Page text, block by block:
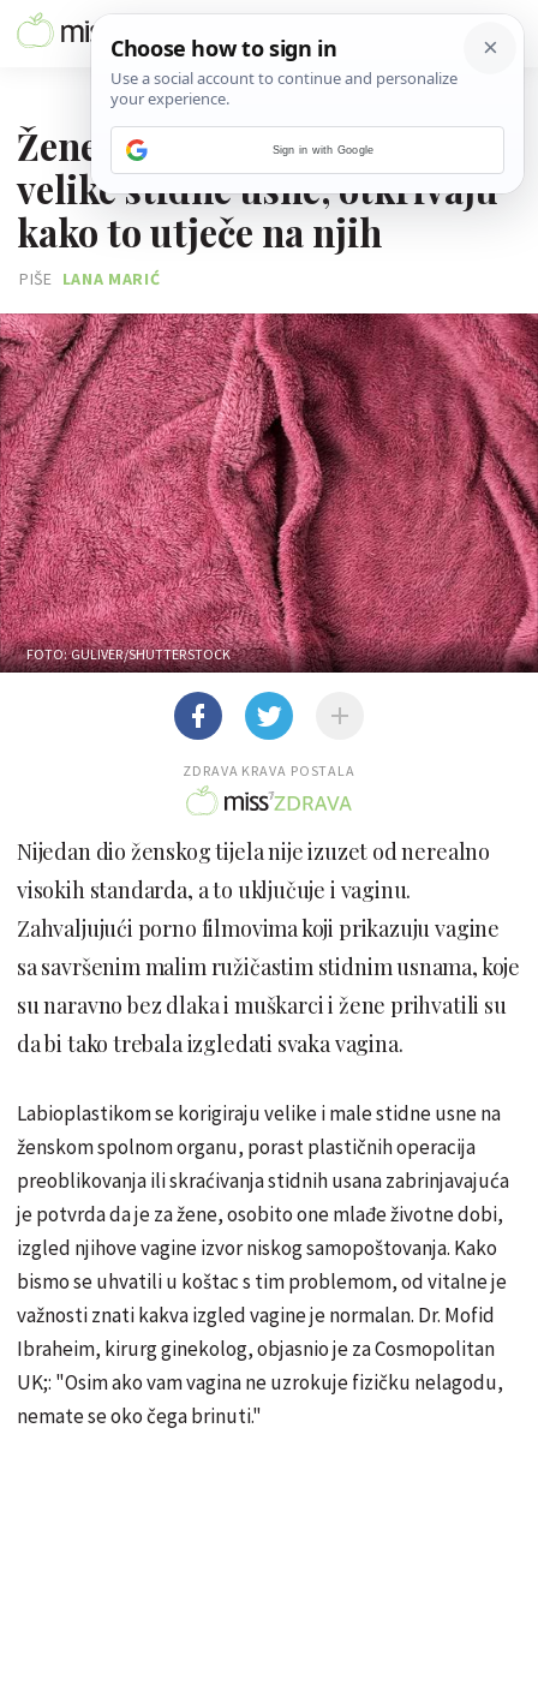
Žene koje smatraju da imaju
velike stidne usne, otkrivaju
kako to utječe na njih
PIŠE LANA MARIĆ
FOTO: GULIVER/SHUTTERSTOCK
ZDRAVA KRAVA POSTALA
Nijedan dio ženskog tijela nije izuzet od nerealno
visokih standarda, a to uključuje i vaginu.
Zahvaljujući porno filmovima koji prikazuju vagine
sa savršenim malim ružičastim stidnim usnama, koje
su naravno bez dlaka i muškarci i žene prihvatili su
da bi tako trebala izgledati svaka vagina.
Labioplastikom se korigiraju velike i male stidne usne na
ženskom spolnom organu, porast plastičnih operacija
preoblikovanja ili skraćivanja stidnih usana zabrinjavajuća
je potvrda da je za žene, osobito one mlađe životne dobi,
izgled njihove vagine izvor niskog samopoštovanja. Kako
bismo se uhvatili u koštac s tim problemom, od vitalne je
važnosti znati kakva izgled vagine je normalan. Dr. Mofid
Ibraheim, kirurg ginekolog, objasnio je za Cosmopolitan
UK;: "Osim ako vam vagina ne uzrokuje fizičku nelagodu,
nemate se oko čega brinuti."
Sign in with Google